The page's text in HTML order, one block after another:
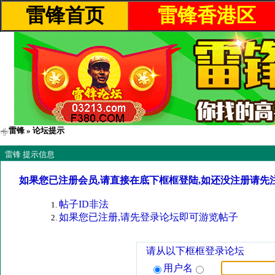
雷锋首页 雷锋香港区
雷锋 » 论坛提示
雷锋 提示信息
如果您已注册会员,请直接在底下框框登陆,如还没注册请先
帖子ID非法
如果您已注册,请先登录论坛即可游览帖子
请从以下框框登录论坛
用户名